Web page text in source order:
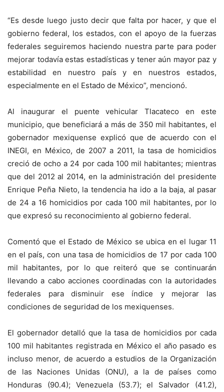
“Es desde luego justo decir que falta por hacer, y que el
gobierno federal, los estados, con el apoyo de la fuerzas
federales seguiremos haciendo nuestra parte para poder
mejorar todavía estas estadísticas y tener aún mayor paz y
estabilidad en nuestro país y en nuestros estados,
especialmente en el Estado de México”, mencionó.
Al inaugurar el puente vehicular Tlacateco en este
municipio, que beneficiará a más de 350 mil habitantes, el
gobernador mexiquense explicó que de acuerdo con el
INEGI, en México, de 2007 a 2011, la tasa de homicidios
creció de ocho a 24 por cada 100 mil habitantes; mientras
que del 2012 al 2014, en la administración del presidente
Enrique Peña Nieto, la tendencia ha ido a la baja, al pasar
de 24 a 16 homicidios por cada 100 mil habitantes, por lo
que expresó su reconocimiento al gobierno federal.
Comentó que el Estado de México se ubica en el lugar 11
en el país, con una tasa de homicidios de 17 por cada 100
mil habitantes, por lo que reiteró que se continuarán
llevando a cabo acciones coordinadas con la autoridades
federales para disminuir ese índice y mejorar las
condiciones de seguridad de los mexiquenses.
El gobernador detalló que la tasa de homicidios por cada
100 mil habitantes registrada en México el año pasado es
incluso menor, de acuerdo a estudios de la Organización
de las Naciones Unidas (ONU), a la de países como
Honduras (90.4); Venezuela (53.7); el Salvador (41.2),